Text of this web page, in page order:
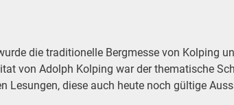
die traditionelle Bergmesse von Kolping
von Adolph Kolping war der thematische
Lesungen, diese auch heute noch gültige